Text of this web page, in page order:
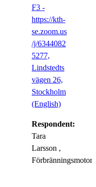
F3 -
https://kth-
se.zoom.us
/j/6344082
5277,
Lindstedts
vägen 26,
Stockholm
(English)
Respondent:
Tara
Larsson ,